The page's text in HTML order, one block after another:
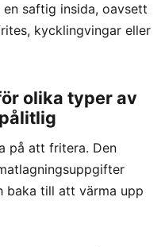
saftig insida, oavsett
kycklingvingar eller
olika typer av
på att fritera. Den
baka till att värma upp